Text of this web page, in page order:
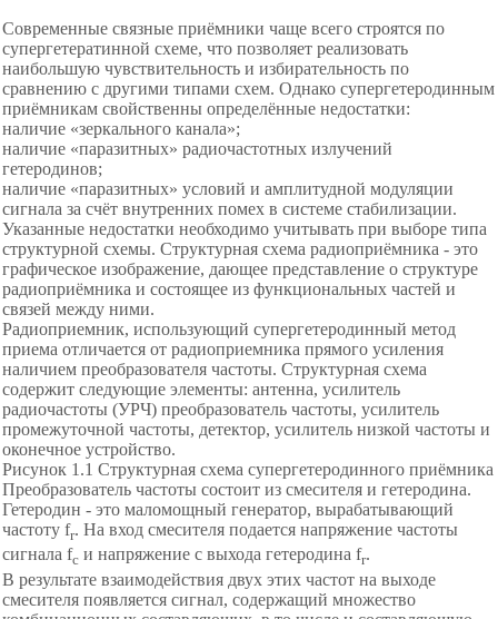
Современные связные приёмники чаще всего строятся по
супергетератинной схеме, что позволяет реализовать
наибольшую чувствительность и избирательность по
сравнению с другими типами схем. Однако супергетеродинным
приёмникам свойственны определённые недостатки:
наличие «зеркального канала»;
наличие «паразитных» радиочастотных излучений
гетеродинов;
наличие «паразитных» условий и амплитудной модуляции
сигнала за счёт внутренних помех в системе стабилизации.
Указанные недостатки необходимо учитывать при выборе типа
структурной схемы. Структурная схема радиоприёмника - это
графическое изображение, дающее представление о структуре
радиоприёмника и состоящее из функциональных частей и
связей между ними.
Радиоприемник, использующий супергетеродинный метод
приема отличается от радиоприемника прямого усиления
наличием преобразователя частоты. Структурная схема
содержит следующие элементы: антенна, усилитель
радиочастоты (УРЧ) преобразователь частоты, усилитель
промежуточной частоты, детектор, усилитель низкой частоты и
оконечное устройство.
Рисунок 1.1 Структурная схема супергетеродинного приёмника
Преобразователь частоты состоит из смесителя и гетеродина.
Гетеродин - это маломощный генератор, вырабатывающий
частоту fr. На вход смесителя подается напряжение частоты
сигнала fc и напряжение с выхода гетеродина fr.
В результате взаимодействия двух этих частот на выходе
смесителя появляется сигнал, содержащий множество